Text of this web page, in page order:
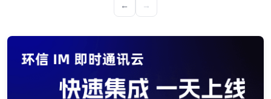
← →